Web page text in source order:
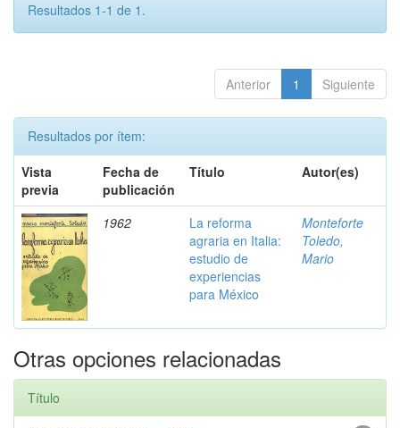
Resultados 1-1 de 1.
Anterior 1 Siguiente
Resultados por ítem:
Vista
previa
Fecha de
publicación
Título Autor(es)
1962
La reforma
agraria en Italia:
estudio de
experiencias
para México
Monteforte
Toledo,
Mario
Otras opciones relacionadas
Título